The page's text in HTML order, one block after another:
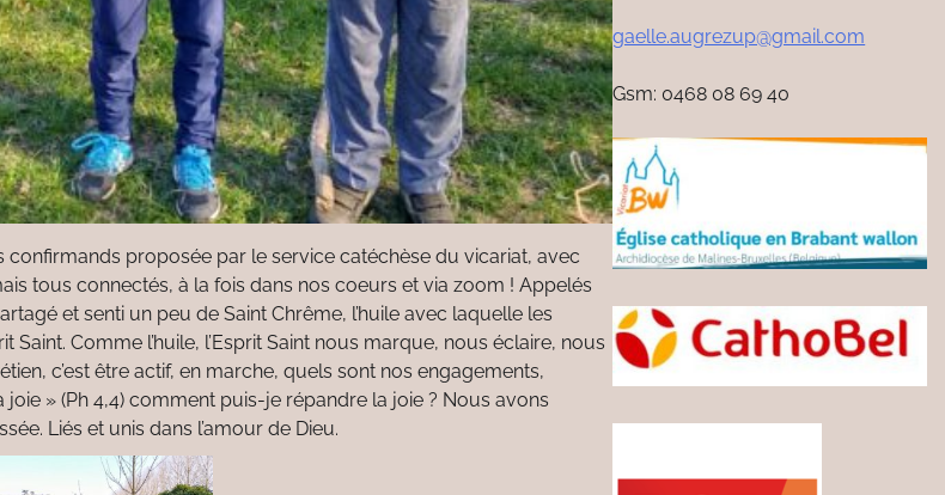
proposée par le service catéchèse du vicariat, avec
tous connectés, à la fois dans nos coeurs et via zoom ! Appelés
et senti un peu de Saint Chrême, l’huile avec laquelle les
Comme l’huile, l’Esprit Saint nous marque, nous éclaire, nous
c’est être actif, en marche, quels sont nos engagements,
» (Ph 4,4) comment puis-je répandre la joie ? Nous avons
Liés et unis dans l’amour de Dieu.
gaelle.augrezup@gmail.com
Gsm: 0468 08 69 40